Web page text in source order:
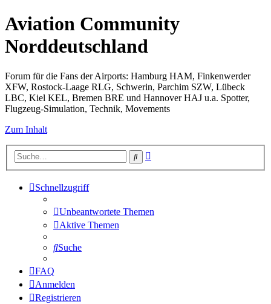
Aviation Community
Norddeutschland
Forum für die Fans der Airports: Hamburg HAM, Finkenwerder
XFW, Rostock-Laage RLG, Schwerin, Parchim SZW, Lübeck
LBC, Kiel KEL, Bremen BRE und Hannover HAJ u.a. Spotter,
Flugzeug-Simulation, Technik, Movements
Zum Inhalt
Suche
Schnellzugriff
Unbeantwortete Themen
Aktive Themen
Suche
FAQ
Anmelden
Registrieren